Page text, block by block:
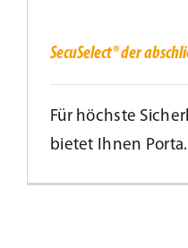
Fenstergriff
SecuSelect® der
Für höchste
bietet Ihnen